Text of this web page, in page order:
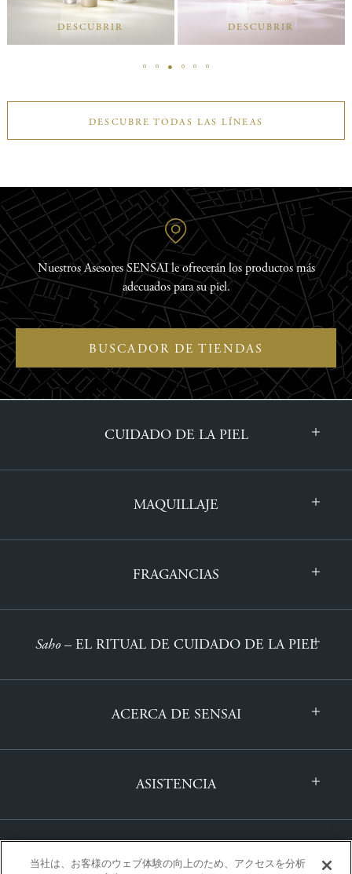
DESCUBRIR DESCUBRIR
DESCUBRE TODAS LAS LÍNEAS
Nuestros Asesores SENSAI le ofrecerán los productos más
adecuados para su piel.
BUSCADOR DE TIENDAS
CUIDADO DE LA PIEL
MAQUILLAJE
FRAGANCIAS
Saho– EL RITUAL DE CUIDADO DE LA PIEL
ACERCA DE SENSAI
ASISTENCIA
当社は、お客様のウェブ体験の向上のため、アクセスを分析